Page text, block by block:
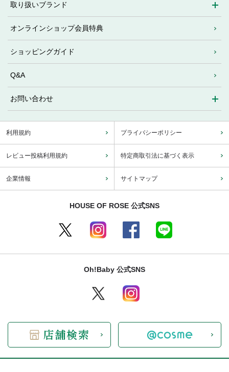
取り扱いブランド
オンラインショップ会員特典
ショッピングガイド
Q&A
お問い合わせ
利用規約 プライバシーポリシー
レビュー投稿利用規約 特定商取引法に基づく表示
企業情報 サイトマップ
HOUSE OF ROSE 公式SNS
Oh!Baby 公式SNS